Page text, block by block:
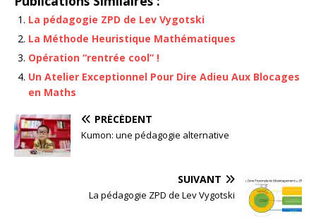
La pédagogie ZPD de Lev Vygotski
La Méthode Heuristique Mathématiques
Opération “rentrée cool” !
Un Atelier Exceptionnel Pour Dire Adieu Aux Blocages
en Maths
PRÉCÉDENT
Kumon: une pédagogie alternative
SUIVANT
La pédagogie ZPD de Lev Vygotski